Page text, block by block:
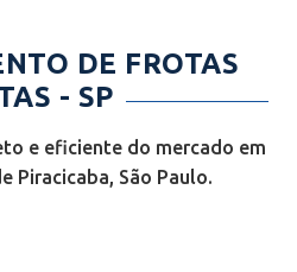
DE FROTAS
- SP
e eficiente do mercado em
Piracicaba, São Paulo.